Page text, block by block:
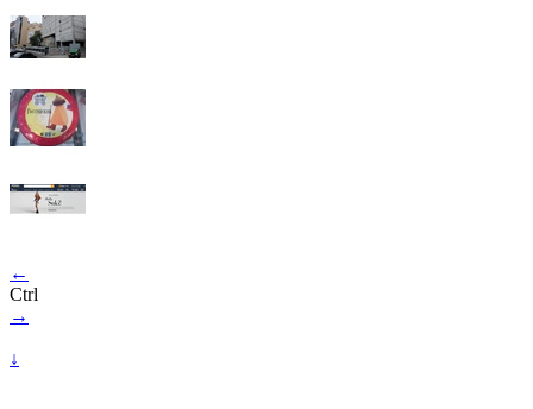
←
Ctrl
→
↓